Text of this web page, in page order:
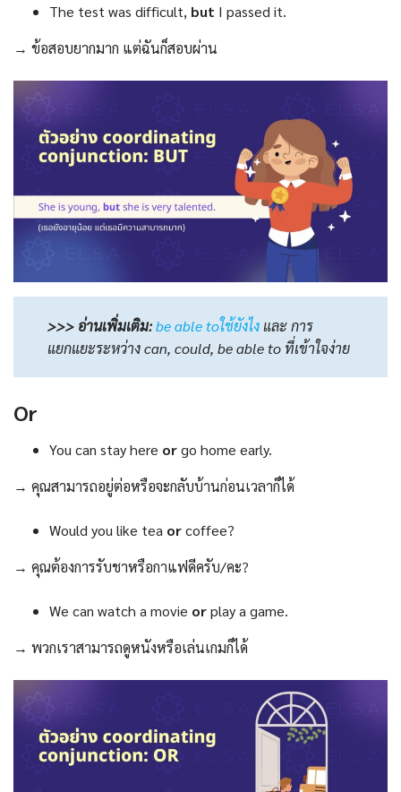
The test was difficult, but I passed it.
→ ข้อสอบยากมาก แต่ฉันก็สอบผ่าน
>>> อ่านเพิ่มเติม:be able toใช้ยังไงและ การ
แยกแยะระหว่าง can, could, be able to ที่เข้าใจง่าย
Or
You can stay here orgo home early.
→ คุณสามารถอยู่ต่อหรือจะกลับบ้านก่อนเวลาก็ได้
Would you like tea orcoffee?
→ คุณต้องการรับชาหรือกาแฟดีครับ/คะ?
We can watch a movie orplay a game.
→ พวกเราสามารถดูหนังหรือเล่นเกมก็ได้